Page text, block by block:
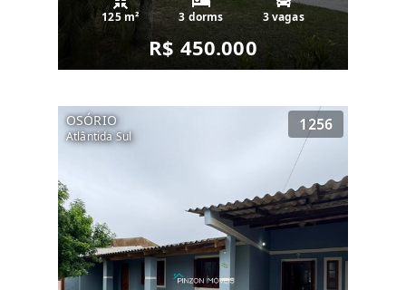
125 m² 3 dorms 3 vagas
R$ 450.000
OSÓRIO
Atlântida Sul
1256